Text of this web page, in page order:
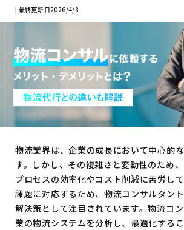
最終更新日2026/4/8
物流業界は、企業の成長において中心的
す。しかし、その複雑さと変動性のため
プロセスの効率化やコスト削減に苦労し
課題に対応するため、物流コンサルタン
解決策として注目されています。物流コ
業の物流システムを分析し、最適化する